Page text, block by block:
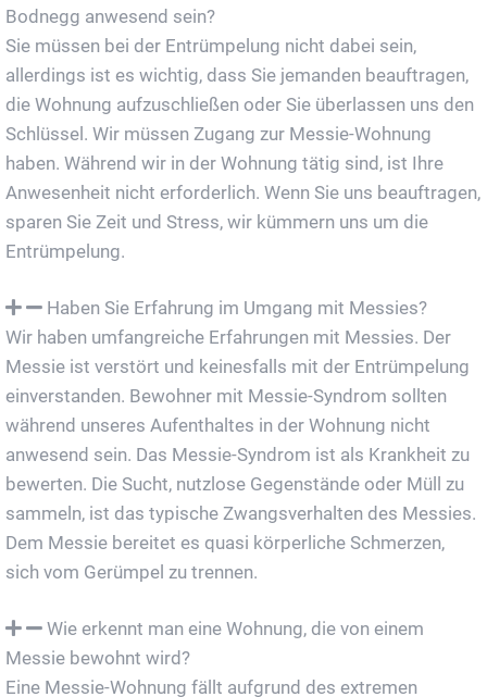
Bodnegg anwesend sein?
Sie müssen bei der Entrümpelung nicht dabei sein,
allerdings ist es wichtig, dass Sie jemanden beauftragen,
die Wohnung aufzuschließen oder Sie überlassen uns den
Schlüssel. Wir müssen Zugang zur Messie-Wohnung
haben. Während wir in der Wohnung tätig sind, ist Ihre
Anwesenheit nicht erforderlich. Wenn Sie uns beauftragen,
sparen Sie Zeit und Stress, wir kümmern uns um die
Entrümpelung.
Haben Sie Erfahrung im Umgang mit Messies?
Wir haben umfangreiche Erfahrungen mit Messies. Der
Messie ist verstört und keinesfalls mit der Entrümpelung
einverstanden. Bewohner mit Messie-Syndrom sollten
während unseres Aufenthaltes in der Wohnung nicht
anwesend sein. Das Messie-Syndrom ist als Krankheit zu
bewerten. Die Sucht, nutzlose Gegenstände oder Müll zu
sammeln, ist das typische Zwangsverhalten des Messies.
Dem Messie bereitet es quasi körperliche Schmerzen,
sich vom Gerümpel zu trennen.
Wie erkennt man eine Wohnung, die von einem
Messie bewohnt wird?
Eine Messie-Wohnung fällt aufgrund des extremen